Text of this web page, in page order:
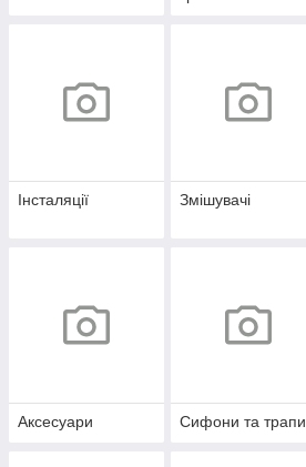
Інсталяції Змішувачі
Аксесуари Сифони та трапи